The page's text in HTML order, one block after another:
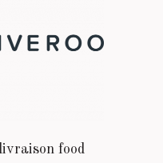
food